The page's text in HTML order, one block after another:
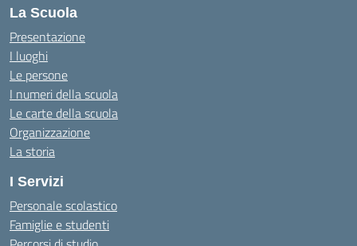
La Scuola
Presentazione
I luoghi
Le persone
I numeri della scuola
Le carte della scuola
Organizzazione
La storia
I Servizi
Personale scolastico
Famiglie e studenti